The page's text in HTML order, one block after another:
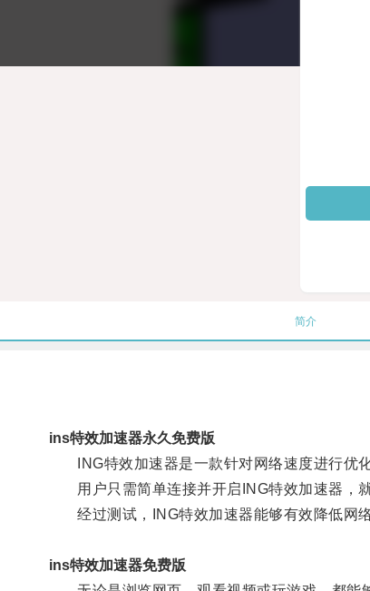
简介
ins特效加速器永久免费版
ING特效加速器是一款针对网络速度进行优化
用户只需简单连接并开启ING特效加速器，就
经过测试，ING特效加速器能够有效降低网络
ins特效加速器免费版